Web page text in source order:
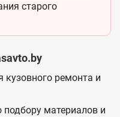
старого
ремонта и
подбору материалов и